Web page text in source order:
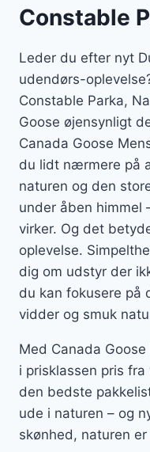
Constable
Leder du efter nyt
udendørs-
Constable Parka,
Goose øjensynligt
Canada Goose
du lidt nærmere på
naturen og den
under åben himmel
virker. Og det
oplevelse.
dig om udstyr der
du kan fokusere på
vidder og smuk
Med Canada
i prisklassen pris
den bedste
ude i naturen – og
skønhed, naturen